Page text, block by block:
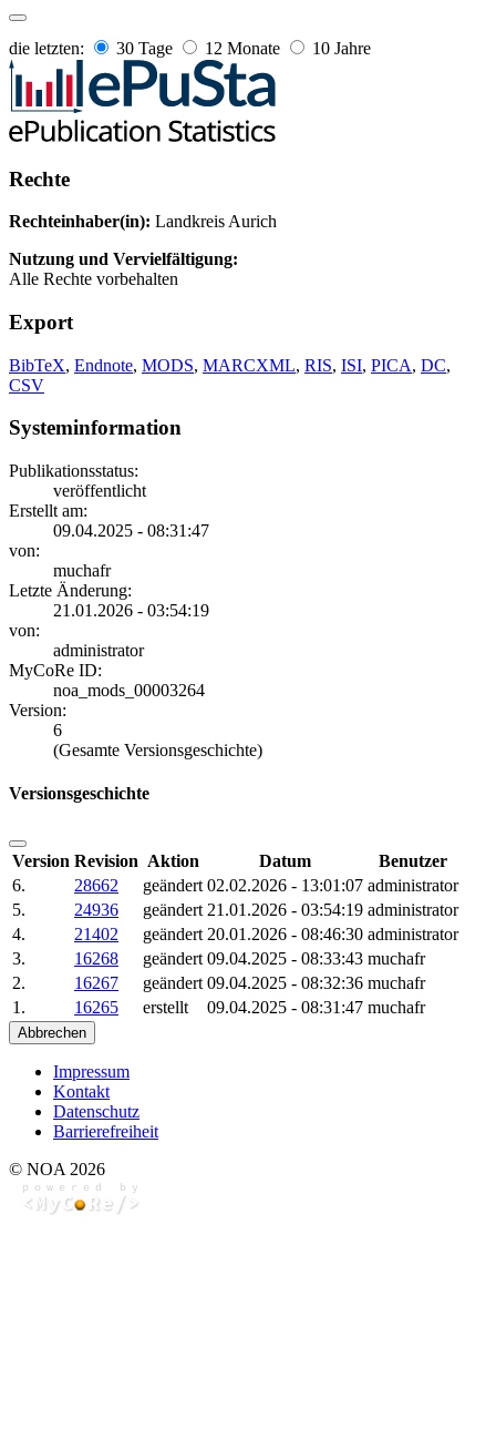
die letzten: 30 Tage 12 Monate 10 Jahre
Rechte
Rechteinhaber(in): Landkreis Aurich
Nutzung und Vervielfältigung:
Alle Rechte vorbehalten
Export
BibTeX, Endnote, MODS, MARCXML, RIS, ISI, PICA, DC,
CSV
Systeminformation
Publikationsstatus:
veröffentlicht
Erstellt am:
09.04.2025 - 08:31:47
von:
muchafr
Letzte Änderung:
21.01.2026 - 03:54:19
von:
administrator
MyCoRe ID:
noa_mods_00003264
Version:
6
(Gesamte Versionsgeschichte)
Versionsgeschichte
Version Revision Aktion Datum
Benutzer
6.
28662 geändert 02.02.2026 - 13:01:07 administrator
5.
24936 geändert 21.01.2026 - 03:54:19 administrator
4.
21402 geändert 20.01.2026 - 08:46:30 administrator
3.
16268 geändert 09.04.2025 - 08:33:43 muchafr
2.
16267 geändert 09.04.2025 - 08:32:36 muchafr
1.
16265 erstellt 09.04.2025 - 08:31:47 muchafr
Abbrechen
Impressum
Kontakt
Datenschutz
Barrierefreiheit
© NOA 2026